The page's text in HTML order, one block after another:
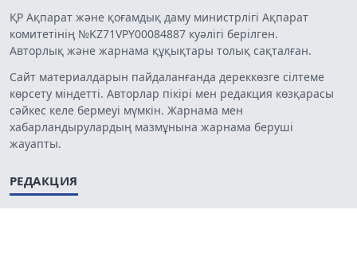
ҚР Ақпарат және қоғамдық даму министрлігі Ақпарат
комитетінің №KZ71VPY00084887 куәлігі берілген.
Авторлық және жарнама құқықтары толық сақталған.
Сайт материалдарын пайдаланғанда дереккөзге сілтеме
көрсету міндетті. Авторлар пікірі мен редакция көзқарасы
сәйкес келе бермеуі мүмкін. Жарнама мен
хабарландырулардың мазмұнына жарнама беруші
жауапты.
РЕДАКЦИЯ